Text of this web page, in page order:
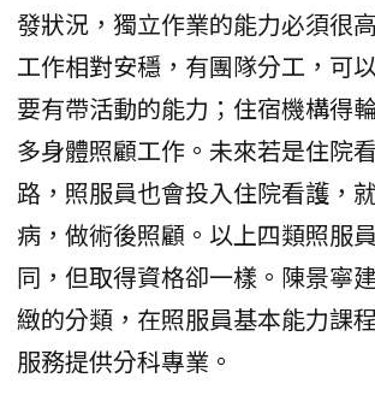
發狀況，獨立作業的能力必須很
工作相對安穩，有團隊分工，可
要有帶活動的能力；住宿機構得
多身體照顧工作。未來若是住院
路，照服員也會投入住院看護，
病，做術後照顧。以上四類照服
同，但取得資格卻一樣。陳景寧
緻的分類，在照服員基本能力課
服務提供分科專業。